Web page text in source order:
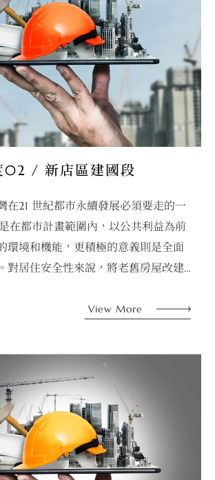
02 / 新店區建國段
在21 世紀都市永續發展必須要走的一
在都市計畫範圍內，以公共利益為前
環境和機能，更積極的意義則是全面
對居住安全性來說，將老舊房屋改建
價稅、房屋稅、土地增值稅；更重要
View More